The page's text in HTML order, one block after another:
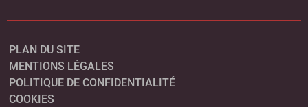
PLAN DU SITE
MENTIONS LÉGALES
POLITIQUE DE CONFIDENTIALITÉ
COOKIES